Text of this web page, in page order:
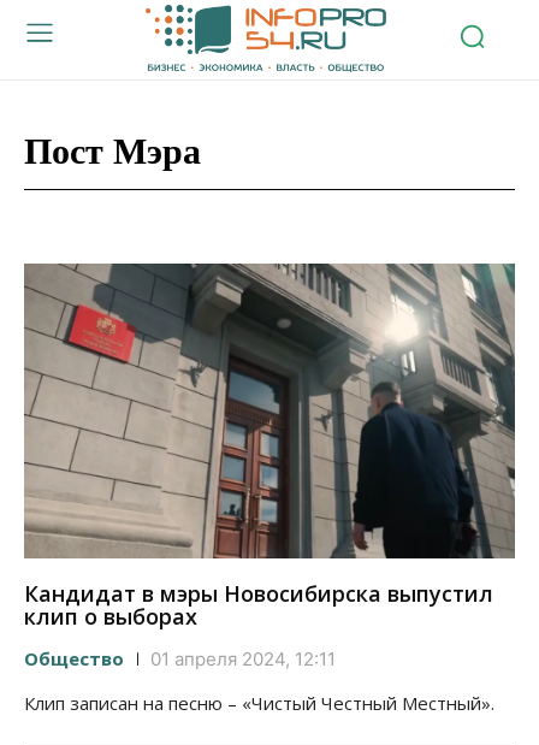
Пост Мэра
Кандидат в мэры Новосибирска выпустил
клип о выборах
Общество 01 апреля 2024, 12:11
Клип записан на песню – «Чистый Честный Местный».